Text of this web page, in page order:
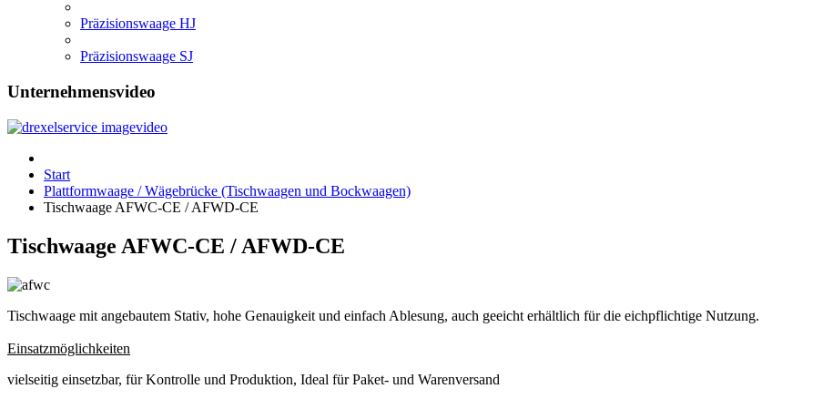
Präzisionswaage HJ
Präzisionswaage SJ
Unternehmensvideo
Start
Plattformwaage / Wägebrücke (Tischwaagen und Bockwaagen)
Tischwaage AFWC-CE / AFWD-CE
Tischwaage AFWC-CE / AFWD-CE
Tischwaage mit angebautem Stativ, hohe Genauigkeit und einfach Ablesung, auch geeicht erhältlich für die eichpflichtige Nutzung.
Einsatzmöglichkeiten
vielseitig einsetzbar, für Kontrolle und Produktion, Ideal für Paket- und Warenversand